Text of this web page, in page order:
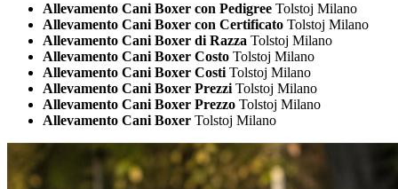
Allevamento Cani Boxer con Pedigree Tolstoj Milano
Allevamento Cani Boxer con Certificato Tolstoj Milano
Allevamento Cani Boxer di Razza Tolstoj Milano
Allevamento Cani Boxer Costo Tolstoj Milano
Allevamento Cani Boxer Costi Tolstoj Milano
Allevamento Cani Boxer Prezzi Tolstoj Milano
Allevamento Cani Boxer Prezzo Tolstoj Milano
Allevamento Cani Boxer Tolstoj Milano